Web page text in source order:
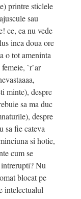
printre sticlele
sau
ce, ea nu vede
inca doua ore
o tot ameninta
`r`ar
minte), despre
sa ma duc
despre
sa fie cateva
si hotie,
cum se
Nu
blocat pe
intelectualul